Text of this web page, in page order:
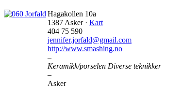
Hagakollen 10a
1387 Asker · Kart
404 75 590
jennifer.jorfald@gmail.com
http://www.smashing.no
–
Keramikk/porselen Diverse teknikker
–
Asker